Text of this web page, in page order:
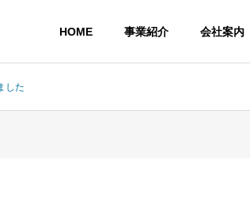
HOME 事業紹介 会社案内
した